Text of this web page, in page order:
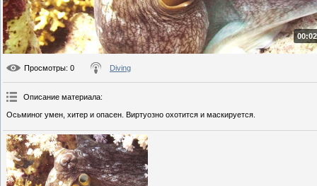
Просмотры: 0 Diving
Описание материала:
Осьминог умен, хитер и опасен. Виртуозно охотится и маскируется.